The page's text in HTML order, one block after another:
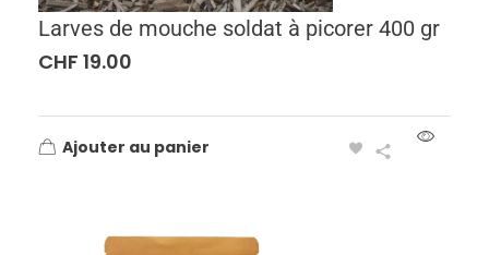
Larves de mouche soldat à picorer 400 gr
CHF 19.00
Ajouter au panier